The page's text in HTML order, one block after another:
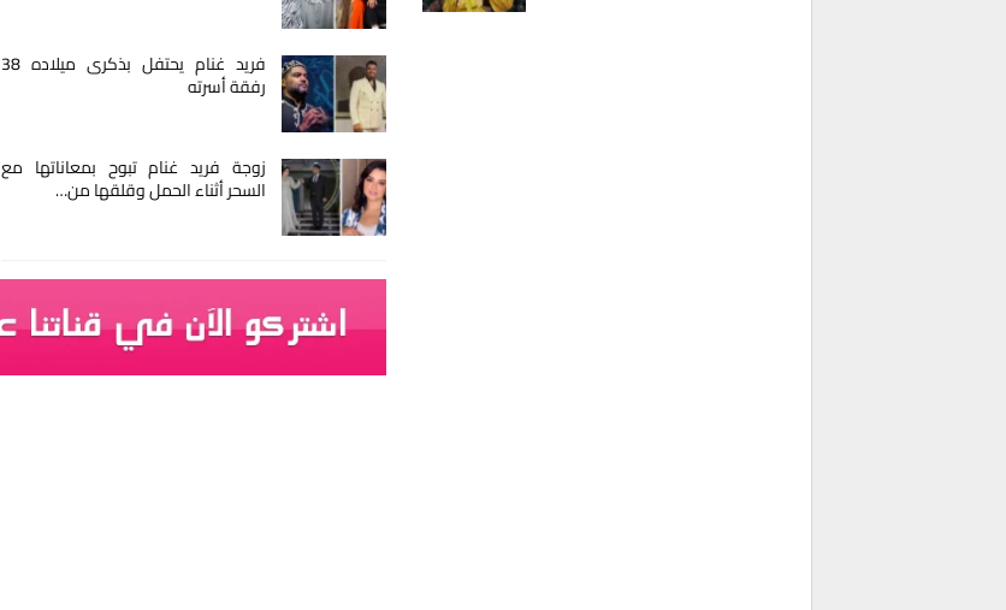
فريد غنام يحتفل بذكرى ميلاده 38
رفقة أسرته
زوجة فريد غنام تبوح بمعاناتها مع
السحر أثناء الحمل وقلقها من…